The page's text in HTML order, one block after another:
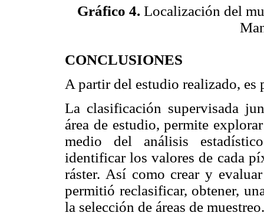
Gráfico 4. Localización del
CONCLUSIONES
A partir del estudio realizado,
La clasificación supervisada
área de estudio, permite
medio del análisis
identificar los valores de cada
ráster. Así como crear y
permitió reclasificar, obtener,
la selección de áreas de muestreo.